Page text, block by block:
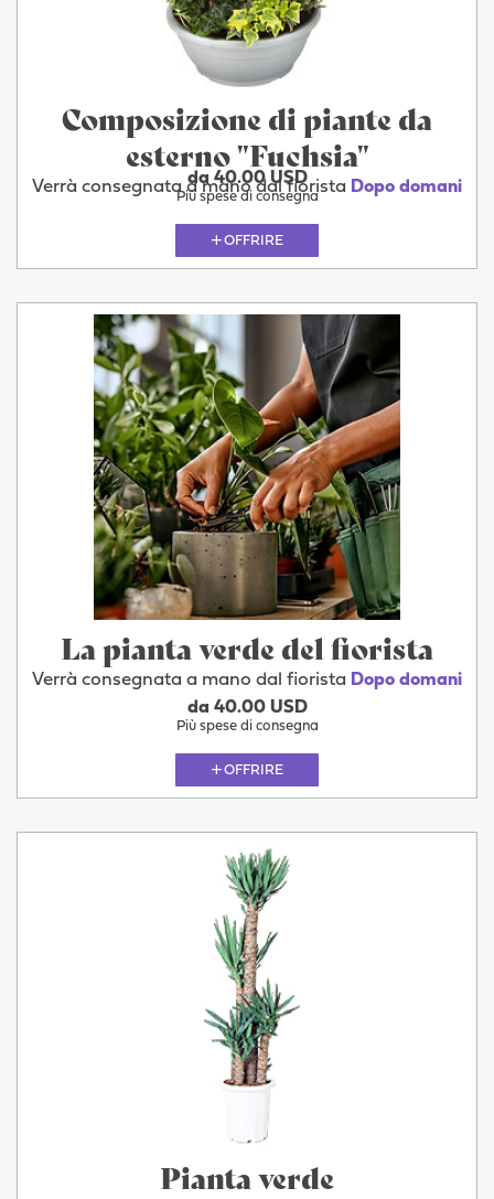
Composizione di piante da
esterno "Fuchsia"
Verrà consegnata a mano dal fiorista Dopo domani
da 40.00 USD
Più spese di consegna
OFFRIRE
La pianta verde del fiorista
Verrà consegnata a mano dal fiorista Dopo domani
da 40.00 USD
Più spese di consegna
OFFRIRE
Pianta verde